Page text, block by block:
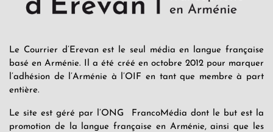
Le Courrier d’Erevan est le seul média en langue française
basé en Arménie. Il a été créé en octobre 2012 pour marquer
l’adhésion de l’Arménie à l’OIF en tant que membre à part
entière.
Le site est géré par l’ONG FrancoMédia dont le but est la
promotion de la langue française en Arménie, ainsi que les